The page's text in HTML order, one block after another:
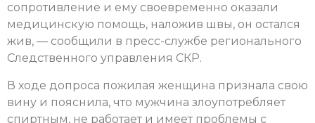
сопротивление и ему своевременно оказали
медицинскую помощь, наложив швы, он остался
жив, — сообщили в пресс-службе регионального
Следственного управления СКР.
В ходе допроса пожилая женщина признала свою
вину и пояснила, что мужчина злоупотребляет
спиртным, не работает и имеет проблемы с